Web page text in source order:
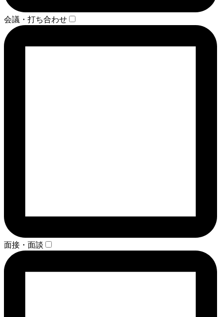
会議・打ち合わせ
面接・面談